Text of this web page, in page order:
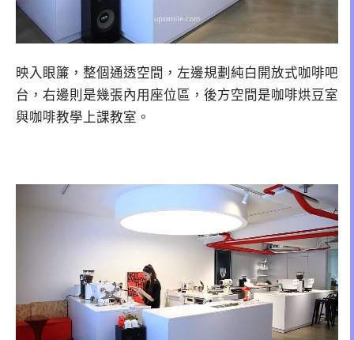
映入眼簾，整個通透空間，左邊規劃純白開放式咖啡吧
台，右邊則是幾張內用座位區，後方空間是咖啡烘豆室
與咖啡教學上課教室。